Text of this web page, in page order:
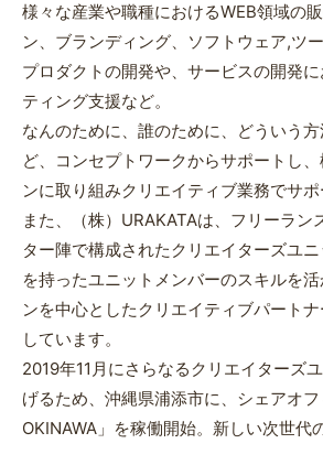
様々な産業や職種におけるWEB領域の
ン、ブランディング、ソフトウェア,ツ
プロダクトの開発や、サービスの開発
ティング支援など。
なんのために、誰のために、どういう
ど、コンセプトワークからサポートし
ンに取り組みクリエイティブ業務でサポ
また、（株）URAKATAは、フリーラン
ター陣で構成されたクリエイターズユ
を持ったユニットメンバーのスキルを
ンを中心としたクリエイティブパート
しています。
2019年11月にさらなるクリエイターズ
げるため、沖縄県浦添市に、シェアオ
OKINAWA」を稼働開始。新しい次世代